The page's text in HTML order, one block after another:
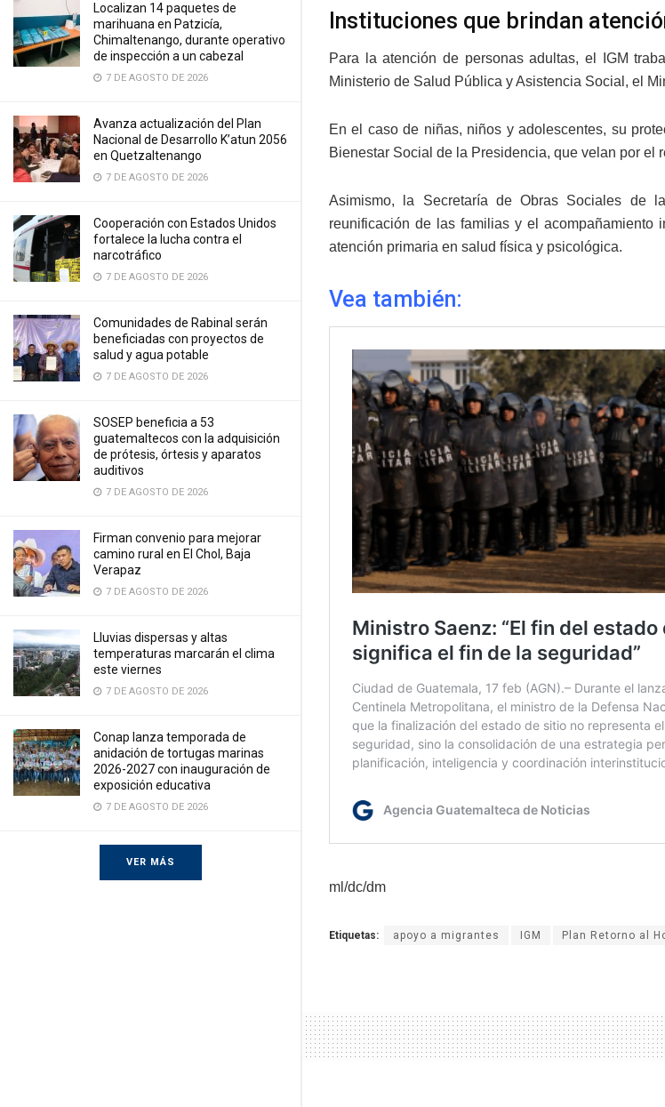
Localizan 14 paquetes de
marihuana en Patzicía,
Chimaltenango, durante operativo
de inspección a un cabezal
7 DE AGOSTO DE 2026
Avanza actualización del Plan
Nacional de Desarrollo K’atun 2056
en Quetzaltenango
7 DE AGOSTO DE 2026
Cooperación con Estados Unidos
fortalece la lucha contra el
narcotráfico
7 DE AGOSTO DE 2026
Comunidades de Rabinal serán
beneficiadas con proyectos de
salud y agua potable
7 DE AGOSTO DE 2026
SOSEP beneficia a 53
guatemaltecos con la adquisición
de prótesis, órtesis y aparatos
auditivos
7 DE AGOSTO DE 2026
Firman convenio para mejorar
camino rural en El Chol, Baja
Verapaz
7 DE AGOSTO DE 2026
Lluvias dispersas y altas
temperaturas marcarán el clima
este viernes
7 DE AGOSTO DE 2026
Conap lanza temporada de
anidación de tortugas marinas
2026-2027 con inauguración de
exposición educativa
7 DE AGOSTO DE 2026
VER MÁS
Instituciones que brindan
Para la atención de personas adultas, el IGM
Ministerio de Salud Pública y Asistencia Social, el
En el caso de niñas, niños y adolescentes, su
Bienestar Social de la Presidencia, que velan por el
Asimismo, la Secretaría de Obras Sociales de
reunificación de las familias y el acompañamiento
atención primaria en salud física y psicológica.
Vea también:
ml/dc/dm
Etiquetas: apoyo a migrantes IGM Plan Retorno al